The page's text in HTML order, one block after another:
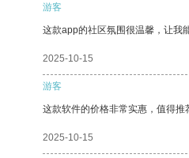
游客
这款app的社区氛围很温馨，让我
2025-10-15
游客
这款软件的价格非常实惠，值得推
2025-10-15